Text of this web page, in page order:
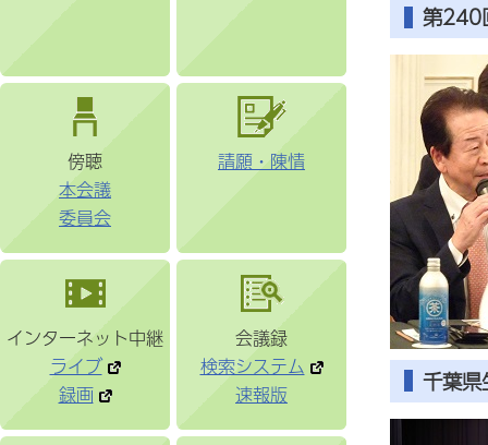
傍聴
本会議
委員会
請願・陳情
インターネット中継
ライブ
録画
会議録
検索システム
速報版
第240
千葉